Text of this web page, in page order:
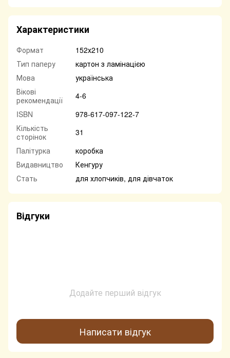
Характеристики
Формат
152х210
Тип паперу
картон з ламінацією
Мова
українська
Вікові
рекомендації
4-6
ISBN
978-617-097-122-7
Кількість
сторінок
31
Палітурка
коробка
Видавництво
Кенгуру
Стать
для хлопчиків, для дівчаток
Відгуки
Додайте перший відгук
Написати відгук